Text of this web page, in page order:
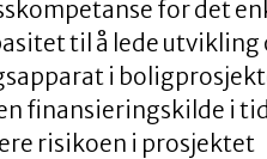
for det
til å lede
i
finansieringskilde i
risikoen i prosjektet